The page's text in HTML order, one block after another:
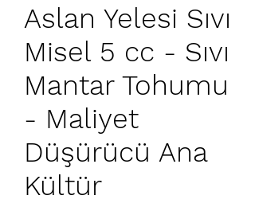
Aslan Yelesi Sıvı
Misel 5 cc - Sıvı
Mantar Tohumu
- Maliyet
Düşürücü Ana
Kültür